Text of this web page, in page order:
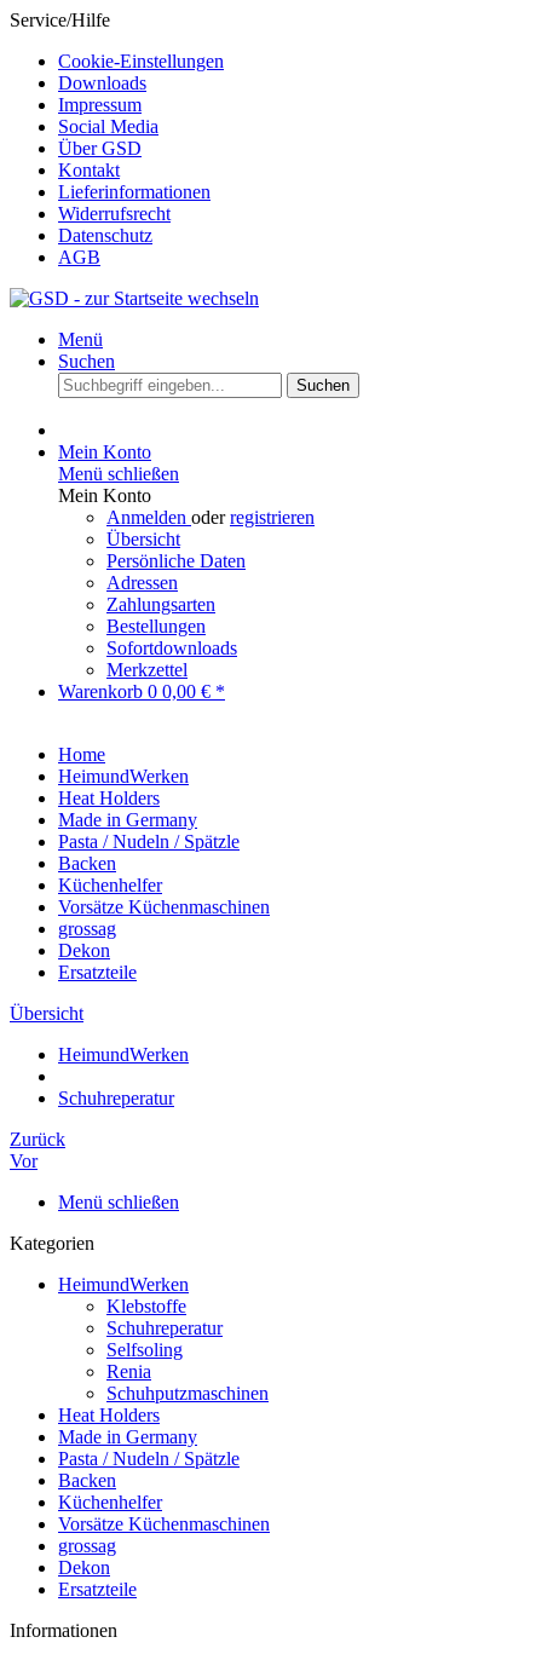
Service/Hilfe
Cookie-Einstellungen
Downloads
Impressum
Social Media
Über GSD
Kontakt
Lieferinformationen
Widerrufsrecht
Datenschutz
AGB
Menü
Suchen
Suchen
Mein Konto
Menü schließen
Mein Konto
Anmelden oderregistrieren
Übersicht
Persönliche Daten
Adressen
Zahlungsarten
Bestellungen
Sofortdownloads
Merkzettel
Warenkorb 0 0,00 € *
Home
HeimundWerken
Heat Holders
Made in Germany
Pasta / Nudeln / Spätzle
Backen
Küchenhelfer
Vorsätze Küchenmaschinen
grossag
Dekon
Ersatzteile
Übersicht
HeimundWerken
Schuhreperatur
Zurück
Vor
Menü schließen
Kategorien
HeimundWerken
Klebstoffe
Schuhreperatur
Selfsoling
Renia
Schuhputzmaschinen
Heat Holders
Made in Germany
Pasta / Nudeln / Spätzle
Backen
Küchenhelfer
Vorsätze Küchenmaschinen
grossag
Dekon
Ersatzteile
Informationen